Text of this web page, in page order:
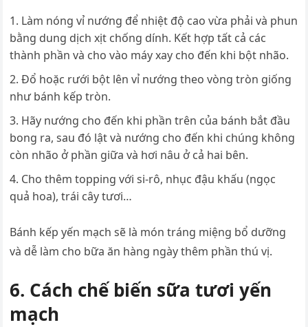
Làm nóng vỉ nướng để nhiệt độ cao vừa phải và phun
bằng dung dịch xịt chống dính. Kết hợp tất cả các
thành phần và cho vào máy xay cho đến khi bột nhão.
Đổ hoặc rưới bột lên vỉ nướng theo vòng tròn giống
như bánh kếp tròn.
Hãy nướng cho đến khi phần trên của bánh bắt đầu
bong ra, sau đó lật và nướng cho đến khi chúng không
còn nhão ở phần giữa và hơi nâu ở cả hai bên.
Cho thêm topping với si-rô, nhục đậu khấu (ngọc
quả hoa), trái cây tươi…
Bánh kếp yến mạch sẽ là món tráng miệng bổ dưỡng
và dễ làm cho bữa ăn hàng ngày thêm phần thú vị.
6. Cách chế biến sữa tươi yến
mạch